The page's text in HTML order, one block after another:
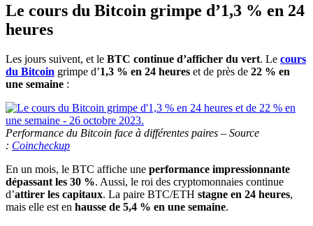
Le cours du Bitcoin grimpe d’1,3 % en 24
heures
Les jours suivent, et le BTC continue d’afficher du vert. Le cours
du Bitcoin grimpe d’1,3 % en 24 heures et de près de 22 % en
une semaine :
Performance du Bitcoin face à différentes paires – Source
: Coincheckup
En un mois, le BTC affiche une performance impressionnante
dépassant les 30 %. Aussi, le roi des cryptomonnaies continue
d’attirer les capitaux. La paire BTC/ETH stagne en 24 heures,
mais elle est en hausse de 5,4 % en une semaine.